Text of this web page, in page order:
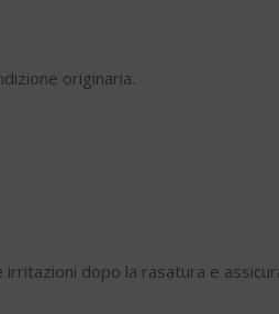
originaria.
dopo la rasatura e